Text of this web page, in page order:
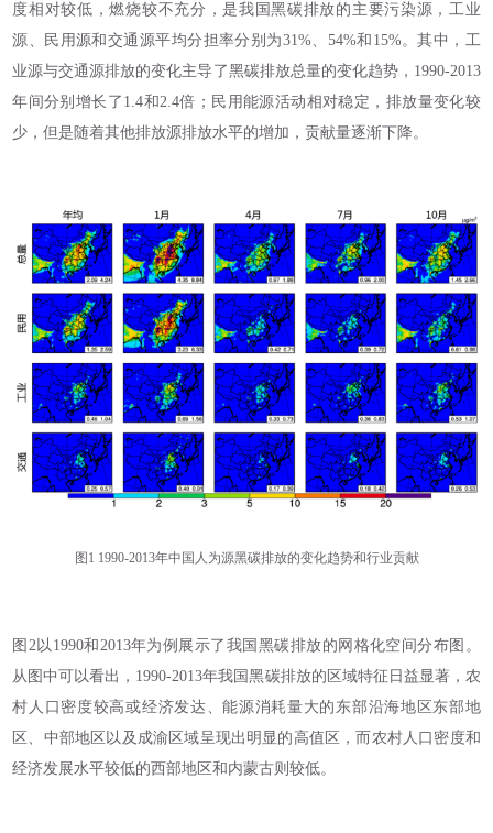
度相对较低，燃烧较不充分，是我国黑碳排放的主要污染源，工业
源、民用源和交通源平均分担率分别为31%、54%和15%。其中，工
业源与交通源排放的变化主导了黑碳排放总量的变化趋势，1990-2013
年间分别增长了1.4和2.4倍；民用能源活动相对稳定，排放量变化较
少，但是随着其他排放源排放水平的增加，贡献量逐渐下降。
图1 1990-2013年中国人为源黑碳排放的变化趋势和行业贡献
图2以1990和2013年为例展示了我国黑碳排放的网格化空间分布图。
从图中可以看出，1990-2013年我国黑碳排放的区域特征日益显著，农
村人口密度较高或经济发达、能源消耗量大的东部沿海地区东部地
区、中部地区以及成渝区域呈现出明显的高值区，而农村人口密度和
经济发展水平较低的西部地区和内蒙古则较低。